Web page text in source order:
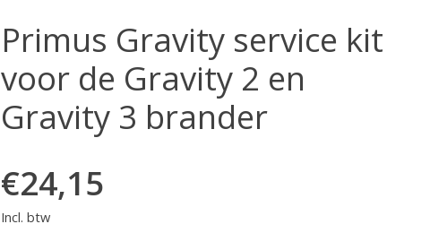
Primus Gravity service kit
voor de Gravity 2 en
Gravity 3 brander
€24,15
Incl. btw